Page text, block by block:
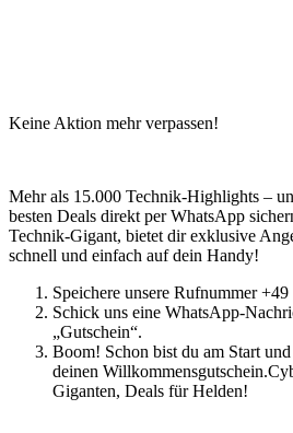
Keine Aktion mehr verpassen!
Mehr als 15.000 Technik-Highlights –
besten Deals direkt per WhatsApp
Technik-Gigant, bietet dir exklusive
schnell und einfach auf dein Handy!
Speichere unsere Rufnummer
Schick uns eine WhatsApp-
„Gutschein“.
Boom! Schon bist du am Start
deinen
Giganten, Deals für Helden!